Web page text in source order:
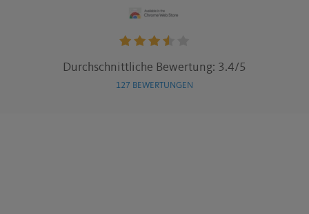
Durchschnittliche Bewertung: 3.4/5
127 BEWERTUNGEN